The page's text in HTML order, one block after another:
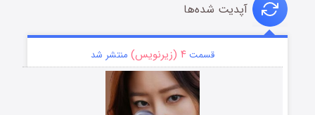
آپدیت شده‌ها
قسمت۴ (زیرنویس) منتشر شد